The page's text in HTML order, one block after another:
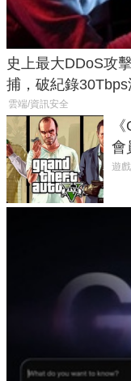
史上最大DDoS攻
捕，破紀錄30Tbps
雲端/資訊安全
會
在
遊